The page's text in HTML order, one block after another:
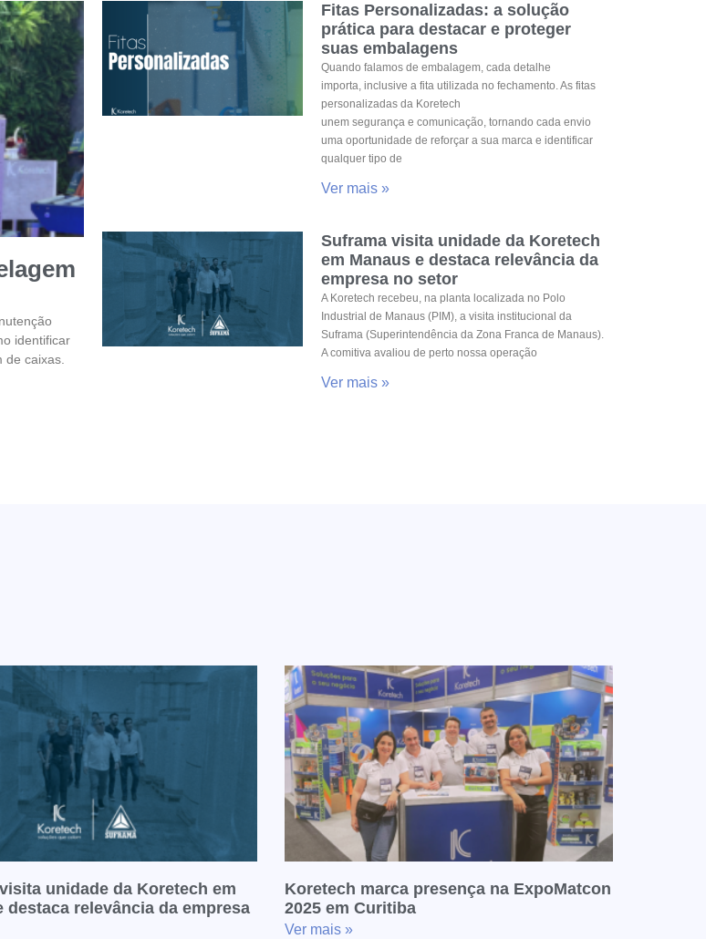
identificar
caixas.
Fitas Personalizadas: a solução
prática para destacar e proteger
suas embalagens
Quando falamos de embalagem, cada detalhe
importa, inclusive a fita utilizada no fechamento. As fitas
personalizadas da Koretech
unem segurança e comunicação, tornando cada envio
uma oportunidade de reforçar a sua marca e identificar
qualquer tipo de
Ver mais »
Suframa visita unidade da Koretech
em Manaus e destaca relevância da
empresa no setor
A Koretech recebeu, na planta localizada no Polo
Industrial de Manaus (PIM), a visita institucional da
Suframa (Superintendência da Zona Franca de Manaus).
A comitiva avaliou de perto nossa operação
Ver mais »
unidade da Koretech em
destaca relevância da empresa
Koretech marca presença na ExpoMatcon
2025 em Curitiba
Ver mais »